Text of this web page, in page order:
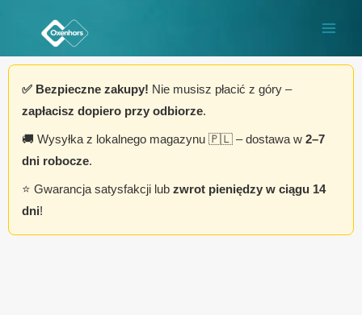
treści
✅ Bezpieczne zakupy! Nie musisz płacić z góry –
zapłacisz dopiero przy odbiorze.
🚚 Wysyłka z lokalnego magazynu 🇵🇱 – dostawa w 2–7
dni robocze.
⭐ Gwarancja satysfakcji lub zwrot pieniędzy w ciągu 14
dni!